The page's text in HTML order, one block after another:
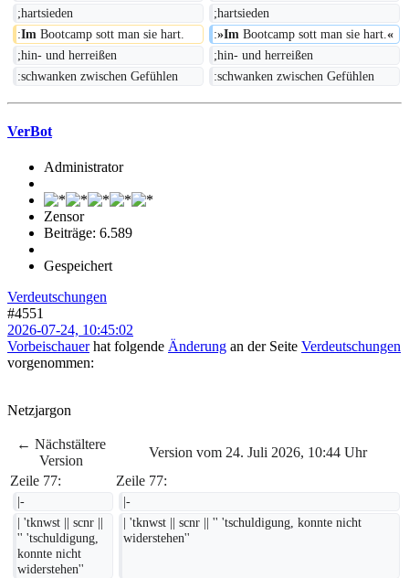
;hartsieden
;hartsieden
:Im Bootcamp sott man sie hart. :»Im Bootcamp sott man sie hart. «
;hin- und herreißen
;hin- und herreißen
:schwanken zwischen Gefühlen
:schwanken zwischen Gefühlen
VerBot
Administrator
Zensor
Beiträge: 6.589
Gespeichert
Verdeutschungen
#4551
2026-07-24, 10:45:02
Vorbeischauerhat folgende Änderung an der Seite Verdeutschungen
vorgenommen:
Netzjargon
← Nächstältere
Version
Version vom 24. Juli 2026, 10:44 Uhr
Zeile 77:
Zeile 77:
|-
|-
| 'tknwst || scnr ||
'' 'tschuldigung,
konnte nicht
widerstehen''
| 'tknwst || scnr || '' 'tschuldigung, konnte nicht
widerstehen''